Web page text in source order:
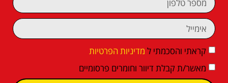
קראתי והסכמתי ל מדיניות הפרטיות
מאשר/ת קבלת דיוור וחומרים פרסומיים